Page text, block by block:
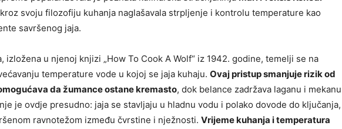
svoju filozofiju kuhanja naglašavala strpljenje i kontrolu temperature kao
savršenog jaja.
izložena u njenoj knjizi „How To Cook A Wolf“ iz 1942. godine, temelji se na
temperature vode u kojoj se jaja kuhaju. Ovaj pristup smanjuje rizik od
da žumance ostane kremasto, dok belance zadržava laganu i mekanu
je ovdje presudno: jaja se stavljaju u hladnu vodu i polako dovode do ključanja,
ravnotežom između čvrstine i nježnosti. Vrijeme kuhanja i temperatura